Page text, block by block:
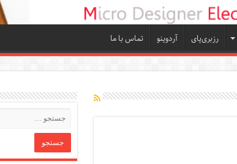
رزبری‌پای آردوینو تماس با ما